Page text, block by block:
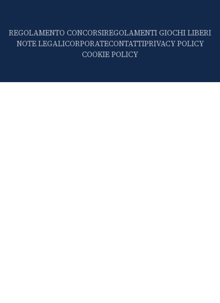
REGOLAMENTO CONCORSIREGOLAMENTI GIOCHI LIBERI
NOTE LEGALICORPORATECONTATTIPRIVACY POLICY
COOKIE POLICY